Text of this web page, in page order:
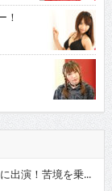
！
出演！苦境を乗...